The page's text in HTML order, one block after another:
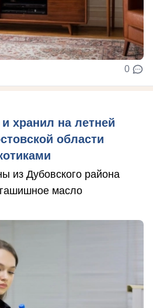
0
хранил на летней
области
из Дубовского района
масло